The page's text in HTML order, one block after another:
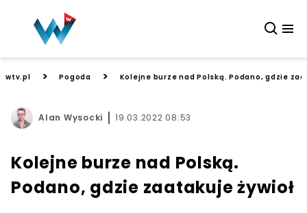
wtv.pl > Pogoda > Kolejne burze nad Polską. Podano, gdzie
Alan Wysocki 19.03.2022 08:53
Kolejne burze nad Polską.
Podano, gdzie zaatakuje żywioł